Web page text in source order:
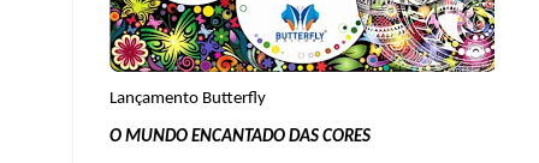
Lançamento Butterfly
O MUNDO ENCANTADO DAS CORES